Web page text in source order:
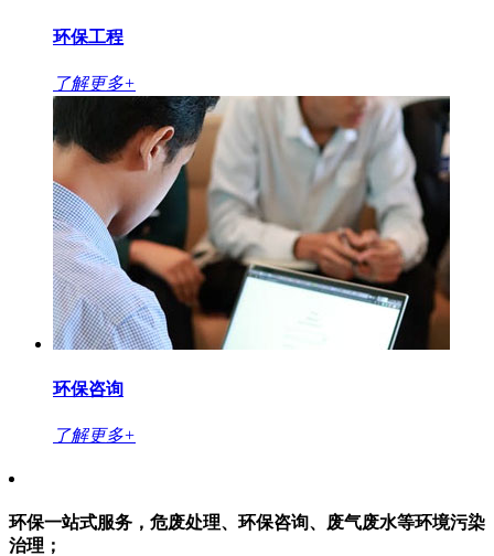
环保工程
了解更多+
环保咨询
了解更多+
环保一站式服务， 危废处理、环保咨询、废气废水等环境污染
治理；